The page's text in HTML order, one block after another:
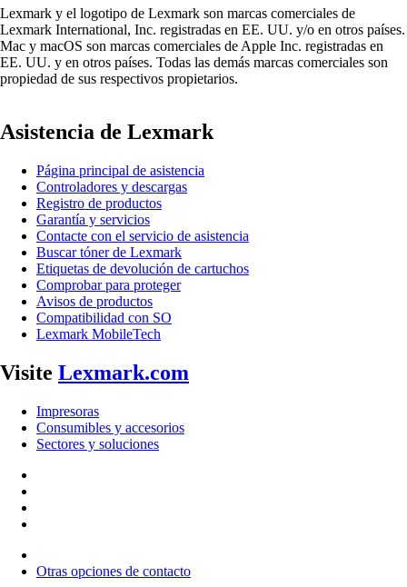
Lexmark y el logotipo de Lexmark son marcas comerciales de
Lexmark International, Inc. registradas en EE. UU. y/o en otros países.
Mac y macOS son marcas comerciales de Apple Inc. registradas en
EE. UU. y en otros países. Todas las demás marcas comerciales son
propiedad de sus respectivos propietarios.
Asistencia de Lexmark
Página principal de asistencia
Controladores y descargas
Registro de productos
Garantía y servicios
Contacte con el servicio de asistencia
Buscar tóner de Lexmark
Etiquetas de devolución de cartuchos
Comprobar para proteger
Avisos de productos
Compatibilidad con SO
Lexmark MobileTech
Visite Lexmark.com
Impresoras
Consumibles y accesorios
Sectores y soluciones
Otras opciones de contacto